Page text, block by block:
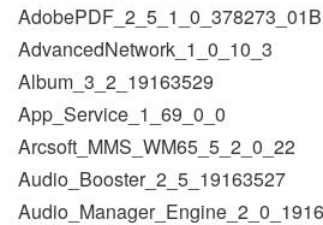
AdobePDF_2_5_1_0_378273_01B
AdvancedNetwork_1_0_10_3
Album_3_2_19163529
App_Service_1_69_0_0
Arcsoft_MMS_WM65_5_2_0_22
Audio_Booster_2_5_19163527